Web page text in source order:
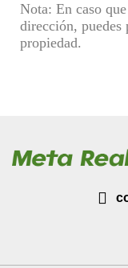
Nota: En caso
dirección, puedes
propiedad.